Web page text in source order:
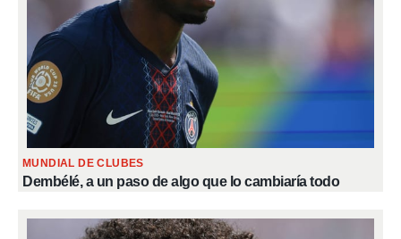
MUNDIAL DE CLUBES
Dembélé, a un paso de algo que lo cambiaría todo